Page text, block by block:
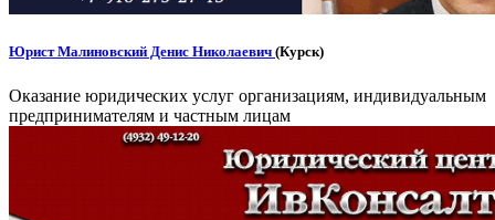
Юрист Малиновский Денис Николаевич (Курск)
Оказание юридических услуг организациям, индивидуальным
предпринимателям и частным лицам